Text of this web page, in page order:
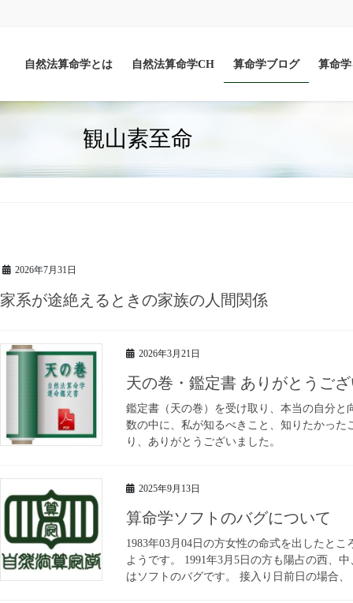
自然法算命学とは 自然法算命学CH 算命学ブログ 算命
観山素至命
2026年7月31日
家系が途絶えるときの家族の人間関係
2026年3月21日
天の巻・鑑定書 ありがとうご
鑑定書（天の巻）を受け取り、本当の自分
数の中に、私が知るべきこと、知りたかった
り、ありがとうございました。
2025年9月13日
算命学ソフトのバグについて
1983年03月04日の方女性の命式を出したと
ようです。 1991年3月5日の方も陽占の西、
はソフトのバグです。 接入り日前日の場合